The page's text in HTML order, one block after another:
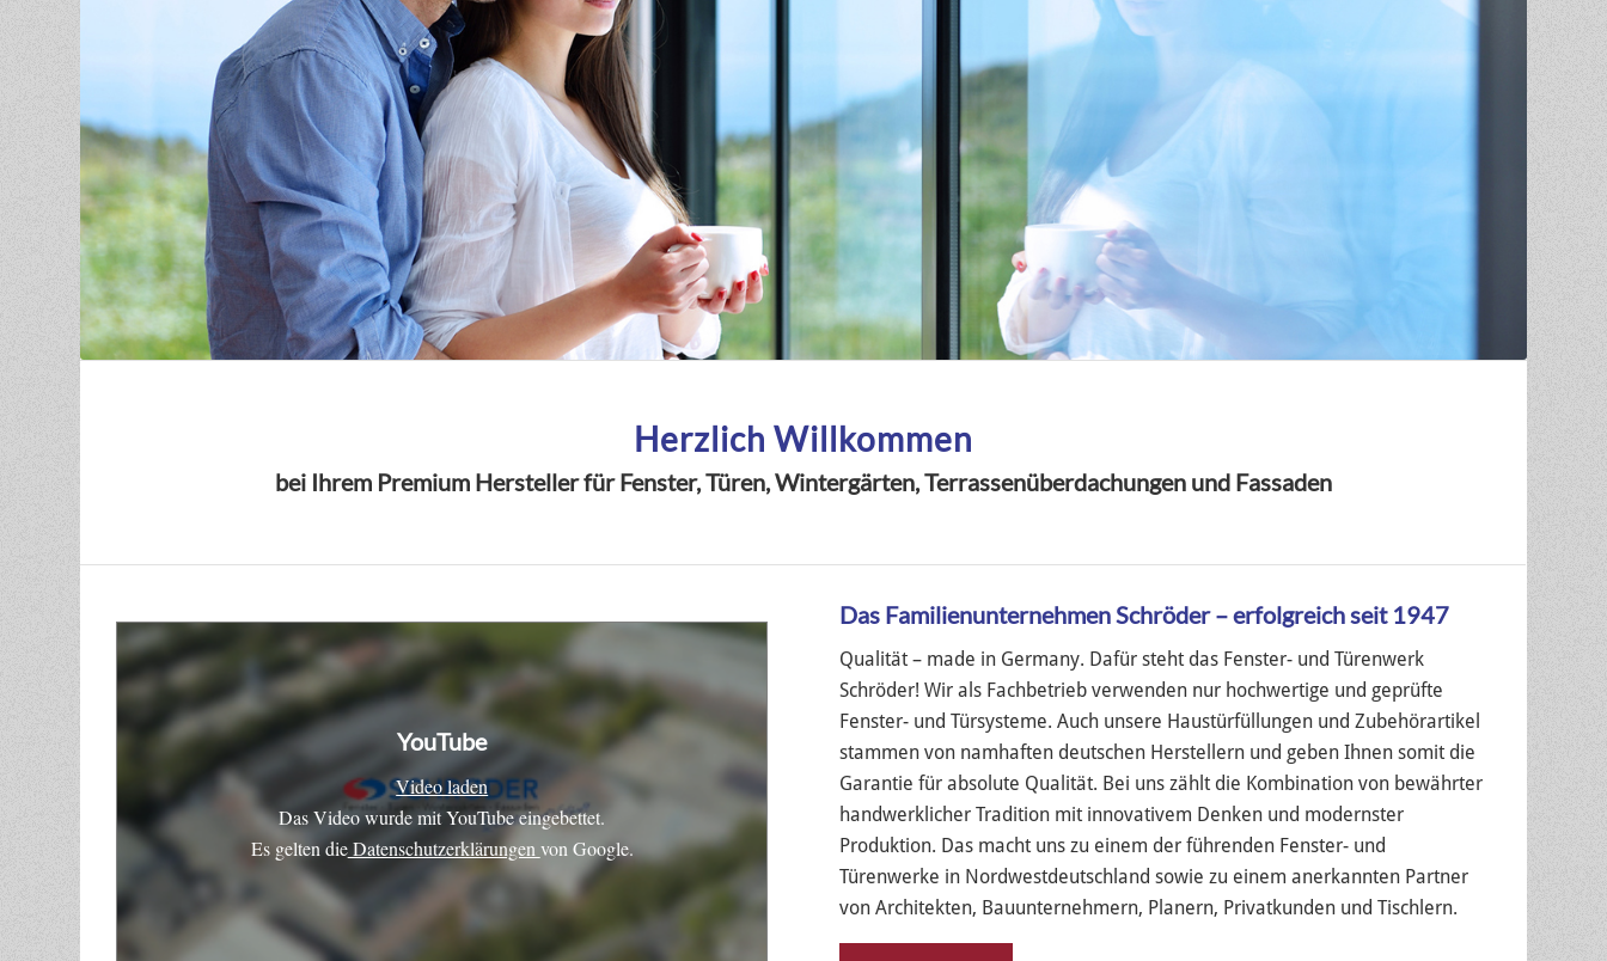
Herzlich Willkommen
bei Ihrem Premium Hersteller für Fenster, Türen, Wintergärten, Terrassenüberdachungen und Fassaden
YouTube
Video laden
Das Video wurde mit YouTube eingebettet.
Es gelten dieDatenschutzerklärungen von Google.
Das Familienunternehmen Schröder – erfolgreich seit 1947
Qualität – made in Germany. Dafür steht das Fenster- und Türenwerk
Schröder! Wir als Fachbetrieb verwenden nur hochwertige und geprüfte
Fenster- und Türsysteme. Auch unsere Haustürfüllungen und Zubehörartikel
stammen von namhaften deutschen Herstellern und geben Ihnen somit die
Garantie für absolute Qualität. Bei uns zählt die Kombination von bewährter
handwerklicher Tradition mit innovativem Denken und modernster
Produktion. Das macht uns zu einem der führenden Fenster- und
Türenwerke in Nordwestdeutschland sowie zu einem anerkannten Partner
von Architekten, Bauunternehmern, Planern, Privatkunden und Tischlern.